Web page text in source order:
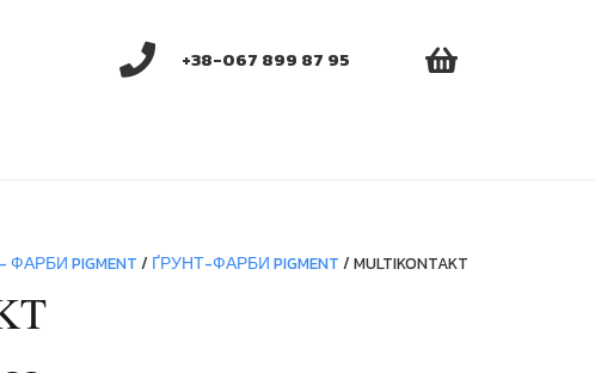
+38-067 899 87 95
PIGMENT / ҐРУНТ-ФАРБИ PIGMENT / MULTIKONTAKT